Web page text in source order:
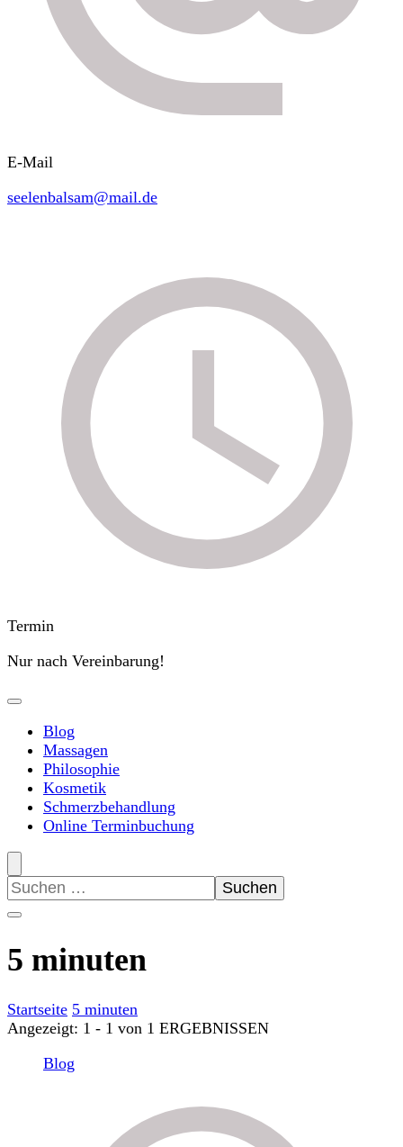
E-Mail
seelenbalsam@mail.de
Termin
Nur nach Vereinbarung!
Blog
Massagen
Philosophie
Kosmetik
Schmerzbehandlung
Online Terminbuchung
Suchen
nach:
5 minuten
Startseite 5 minuten
Angezeigt: 1 - 1 von 1 ERGEBNISSEN
Blog